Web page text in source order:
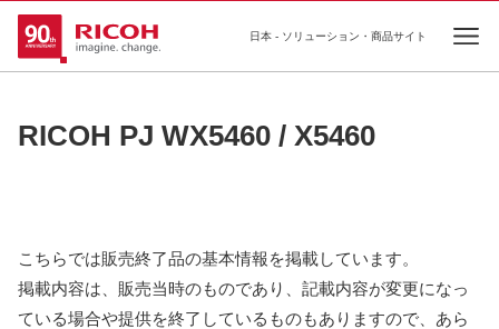
日本 - ソリューション・商品サイト
RICOH PJ WX5460 / X5460
こちらでは販売終了品の基本情報を掲載しています。
掲載内容は、販売当時のものであり、記載内容が変更になっ
ている場合や提供を終了しているものもありますので、あら